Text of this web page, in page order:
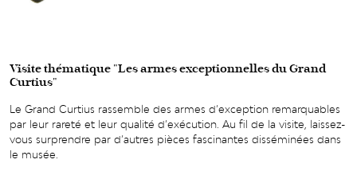
Visite thématique "Les armes exceptionnelles du Grand
Curtius"
Le Grand Curtius rassemble des armes d’exception remarquables
par leur rareté et leur qualité d’exécution. Au fil de la visite, laissez-
vous surprendre par d’autres pièces fascinantes disséminées dans
le musée.